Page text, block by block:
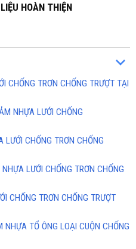
HOÀN THIỆN
CHỐNG TRƠN CHỐNG TRƯỢT TẠI
NHỰA LƯỚI CHỐNG
CHỐNG TRƠN CHỐNG
LƯỚI CHỐNG TRƠN CHỐNG
CHỐNG TRƠN CHỐNG TRƯỢT
TỔ ÔNG LOẠI CUỘN CHỐNG